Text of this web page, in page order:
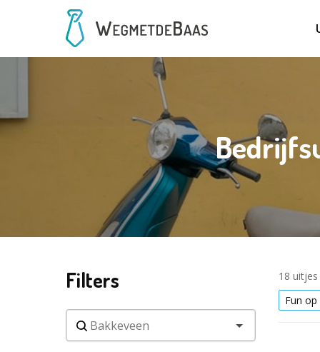
Filters 18
Fun op